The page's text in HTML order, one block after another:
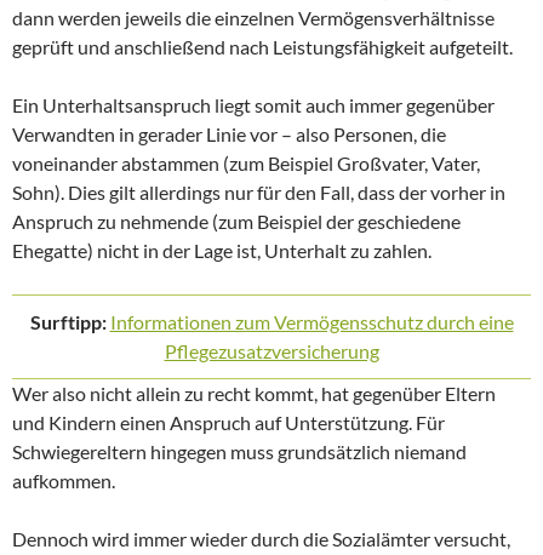
dann werden jeweils die einzelnen Vermögensverhältnisse
geprüft und anschließend nach Leistungsfähigkeit aufgeteilt.
Ein Unterhaltsanspruch liegt somit auch immer gegenüber
Verwandten in gerader Linie vor – also Personen, die
voneinander abstammen (zum Beispiel Großvater, Vater,
Sohn). Dies gilt allerdings nur für den Fall, dass der vorher in
Anspruch zu nehmende (zum Beispiel der geschiedene
Ehegatte) nicht in der Lage ist, Unterhalt zu zahlen.
Surftipp: Informationen zum Vermögensschutz durch eine
Pflegezusatzversicherung
Wer also nicht allein zu recht kommt, hat gegenüber Eltern
und Kindern einen Anspruch auf Unterstützung. Für
Schwiegereltern hingegen muss grundsätzlich niemand
aufkommen.
Dennoch wird immer wieder durch die Sozialämter versucht,